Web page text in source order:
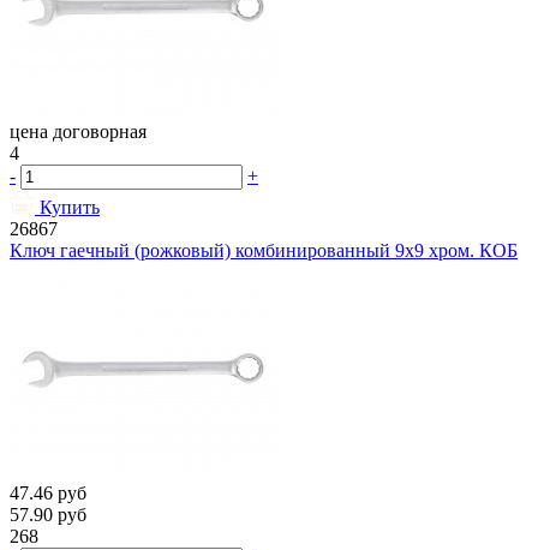
цена договорная
4
-
+
Купить
26867
Ключ гаечный (рожковый) комбинированный 9х9 хром. КОБ
47.46 руб
57.90 руб
268